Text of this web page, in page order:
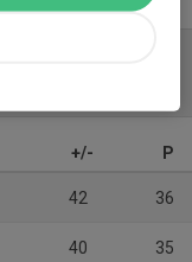
+/- P
42 36
40 35